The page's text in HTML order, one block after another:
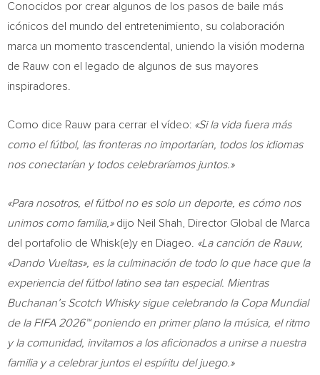
Conocidos por crear algunos de los pasos de baile más
icónicos del mundo del entretenimiento, su colaboración
marca un momento trascendental, uniendo la visión moderna
de Rauw con el legado de algunos de sus mayores
inspiradores.
Como dice Rauw para cerrar el vídeo: «Si la vida fuera más
como el fútbol, las fronteras no importarían, todos los idiomas
nos conectarían y todos celebraríamos juntos.»
«Para nosotros, el fútbol no es solo un deporte, es cómo nos
unimos como familia,»dijo Neil Shah, Director Global de Marca
del portafolio de Whisk(e)y en Diageo. «La canción de Rauw,
«Dando Vueltas», es la culminación de todo lo que hace que la
experiencia del fútbol latino sea tan especial. Mientras
Buchanan’s Scotch Whisky sigue celebrando la Copa Mundial
de la FIFA 2026™ poniendo en primer plano la música, el ritmo
y la comunidad, invitamos a los aficionados a unirse a nuestra
familia y a celebrar juntos el espíritu del juego.»